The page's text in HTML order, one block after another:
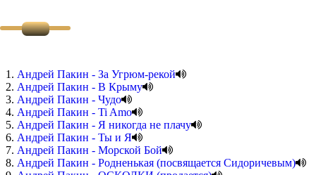
Андрей Пакин - За Угрюм-рекой
Андрей Пакин - В Крыму
Андрей Пакин - Чудо
Андрей Пакин - Ti Amo
Андрей Пакин - Я никогда не плачу
Андрей Пакин - Ты и Я
Андрей Пакин - Морской Бой
Андрей Пакин - Родненькая (посвящается Сидоричевым)